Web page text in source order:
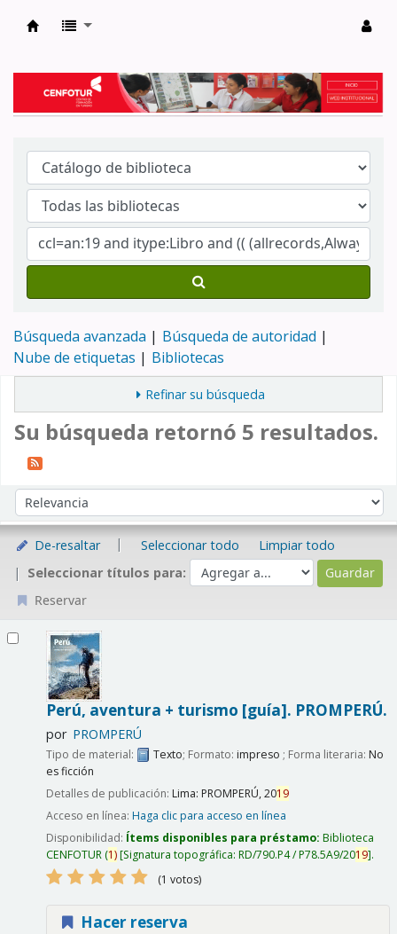
Búsqueda avanzada
Búsqueda de autoridad
Nube de etiquetas
Bibliotecas
Refinar su búsqueda
Su búsqueda retornó 5 resultados.
Ordenar por:
De-resaltar Seleccionar todo
Limpiar todo
Seleccionar títulos para:
Reservar
Perú, aventura + turismo [guía]. PROMPERÚ.
por PROMPERÚ
Tipo de material: Texto; Formato: impreso ; Forma literaria: No
es ficción
Detalles de publicación: Lima: PROMPERÚ,2019
Acceso en línea: Haga clic para acceso en línea
Disponibilidad: Ítems disponibles para préstamo: Biblioteca
CENFOTUR(1) Signatura topográfica: RD/790.P4 / P78.5A9/2019 .
(1 votos)
Hacer reserva